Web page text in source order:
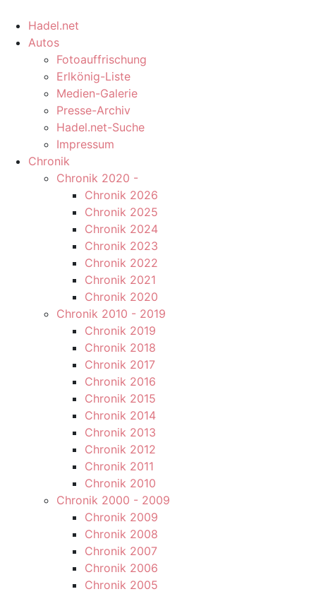
Hadel.net
Autos
Fotoauffrischung
Erlkönig-Liste
Medien-Galerie
Presse-Archiv
Hadel.net-Suche
Impressum
Chronik
Chronik 2020 -
Chronik 2026
Chronik 2025
Chronik 2024
Chronik 2023
Chronik 2022
Chronik 2021
Chronik 2020
Chronik 2010 - 2019
Chronik 2019
Chronik 2018
Chronik 2017
Chronik 2016
Chronik 2015
Chronik 2014
Chronik 2013
Chronik 2012
Chronik 2011
Chronik 2010
Chronik 2000 - 2009
Chronik 2009
Chronik 2008
Chronik 2007
Chronik 2006
Chronik 2005